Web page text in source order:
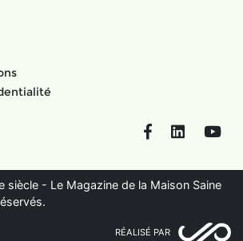
FacebookLinkedIn
siècle - Le Magazine de la Maison Saine
RÉALISÉ PAR